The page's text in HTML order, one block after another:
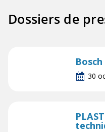
Dossiers de
30